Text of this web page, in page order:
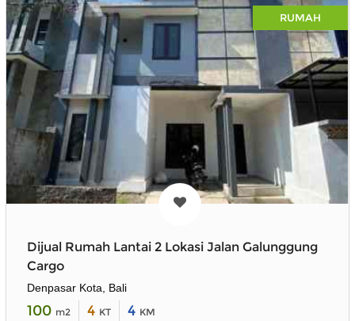
RUMAH
Dijual Rumah Lantai 2 Lokasi Jalan Galunggung
Cargo
Denpasar Kota, Bali
100 m2 4 KT 4 KM